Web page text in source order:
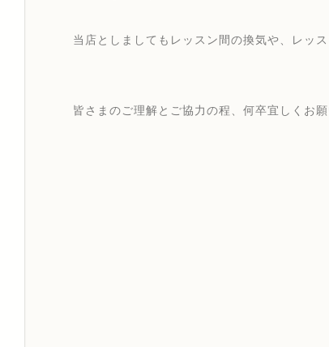
当店としましてもレッスン間の換気や、レッ
皆さまのご理解とご協力の程、何卒宜しくお